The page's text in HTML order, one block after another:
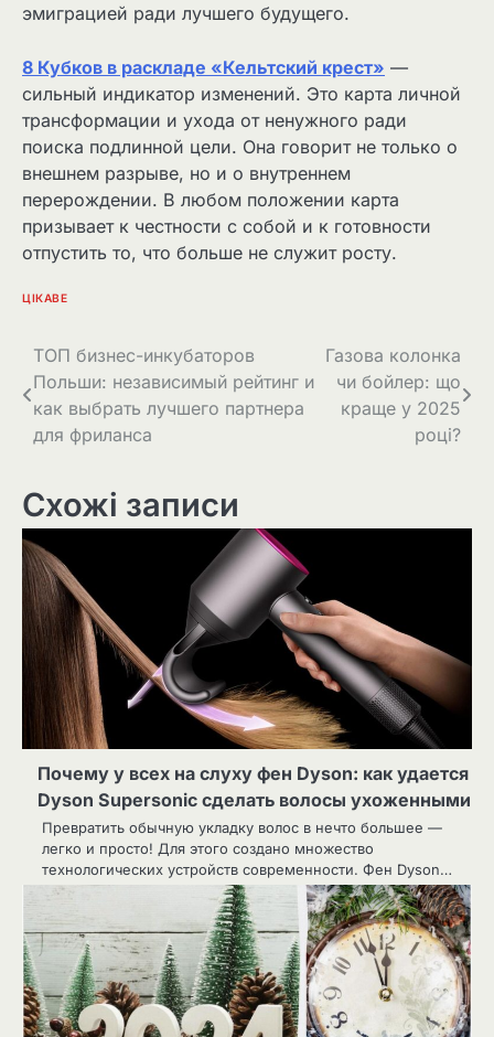
эмиграцией ради лучшего будущего.
8 Кубков в раскладе «Кельтский крест» —
сильный индикатор изменений. Это карта личной
трансформации и ухода от ненужного ради
поиска подлинной цели. Она говорит не только о
внешнем разрыве, но и о внутреннем
перерождении. В любом положении карта
призывает к честности с собой и к готовности
отпустить то, что больше не служит росту.
ЦІКАВЕ
Навігація
записів
ТОП бизнес-инкубаторов
Польши: независимый рейтинг и
как выбрать лучшего партнера
для фриланса
Газова колонка
чи бойлер: що
краще у 2025
році?
Схожі записи
Почему у всех на слуху фен Dyson: как удается
Dyson Supersonic сделать волосы ухоженными
Превратить обычную укладку волос в нечто большее —
легко и просто! Для этого создано множество
технологических устройств современности. Фен Dyson…